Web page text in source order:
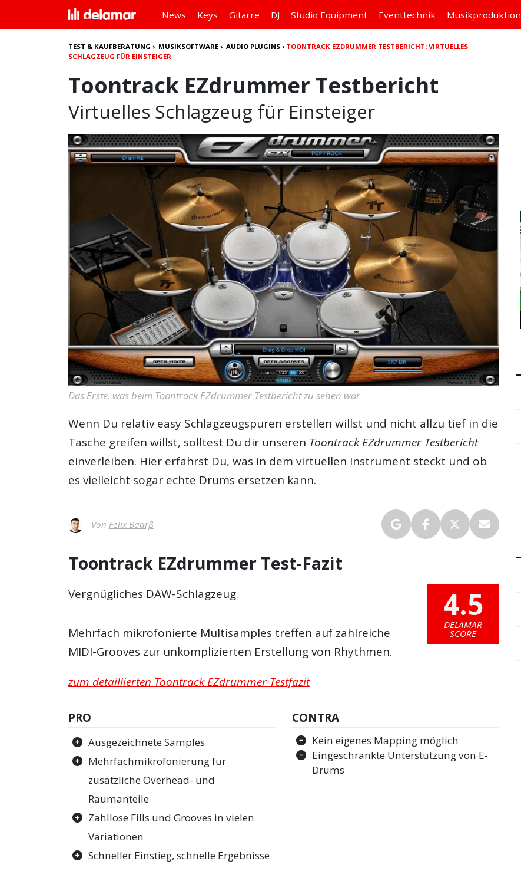
News Keys Gitarre DJ Studio Equipment Eventtechnik Musikproduktion
TEST & KAUFBERATUNG › MUSIKSOFTWARE ›AUDIO PLUGINS › TOONTRACK EZDRUMMER TESTBERICHT: VIRTUELLES
SCHLAGZEUG FÜR EINSTEIGER
Toontrack EZdrummer Testbericht
Virtuelles Schlagzeug für Einsteiger
Das Erste, was beim Toontrack EZdrummer Testbericht zu sehen war
Wenn Du relativ easy Schlagzeugspuren erstellen willst und nicht allzu tief in die
Tasche greifen willst, solltest Du dir unseren Toontrack EZdrummer Testbericht
einverleiben. Hier erfährst Du, was in dem virtuellen Instrument steckt und ob
es vielleicht sogar echte Drums ersetzen kann.
Von Felix Baarß
Toontrack EZdrummer Test-Fazit
4.5
DELAMAR
SCORE
Vergnügliches DAW-Schlagzeug.
Mehrfach mikrofonierte Multisamples treffen auf zahlreiche
MIDI-Grooves zur unkomplizierten Erstellung von Rhythmen.
zum detaillierten Toontrack EZdrummer Testfazit
PRO
Ausgezeichnete Samples
Mehrfachmikrofonierung für
zusätzliche Overhead- und
Raumanteile
Zahllose Fills und Grooves in vielen
Variationen
Schneller Einstieg, schnelle Ergebnisse
CONTRA
Kein eigenes Mapping möglich
Eingeschränkte Unterstützung von E-
Drums